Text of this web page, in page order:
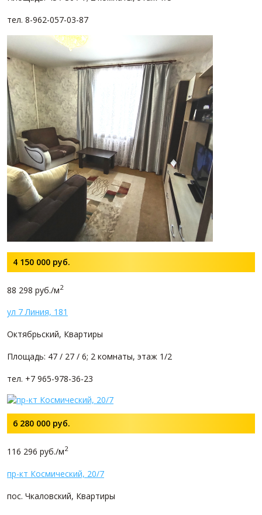
тел. 8-962-057-03-87
4 150 000 руб.
88 298 руб./м2
ул 7 Линия, 181
Октябрьский, Квартиры
Площадь: 47 / 27 / 6; 2 комнаты, этаж 1/2
тел. +7 965-978-36-23
6 280 000 руб.
116 296 руб./м2
пр-кт Космический, 20/7
пос. Чкаловский, Квартиры